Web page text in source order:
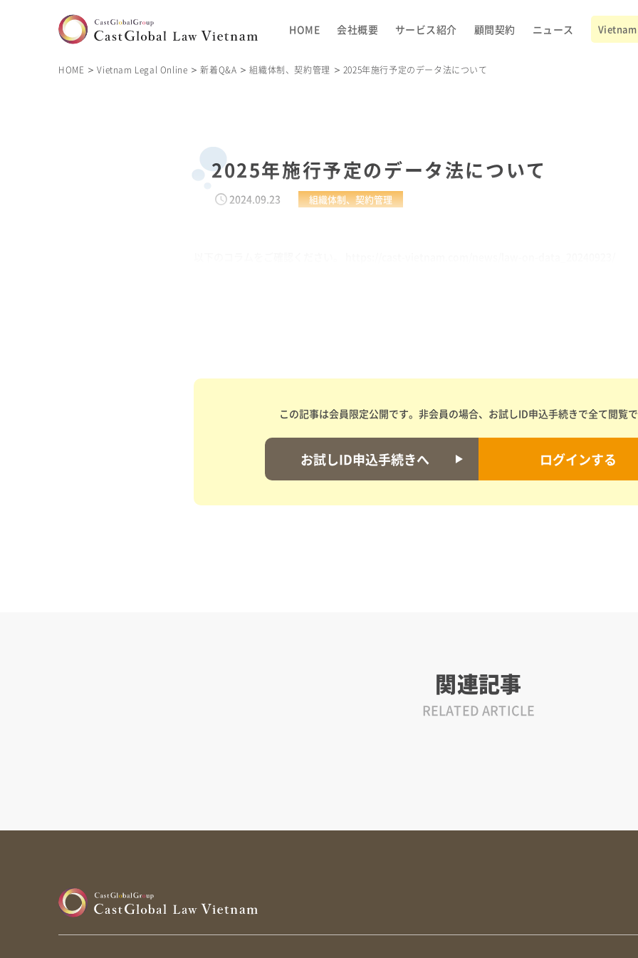
HOME 会社概要 サービス紹介 顧問契約 ニュース
HOME Vietnam Legal Online 新着Q&A 組織体制、契約管理 2025年施行予定のデータ法について
2025年施行予定のデータ法について
2024.09.23 組織体制、契約管理
この記事は会員限定公開です。非会員の場合、お試しID申込手続きで全て閲覧で
お試しID申込手続きへ ログインする
関連記事
RELATED ARTICLE